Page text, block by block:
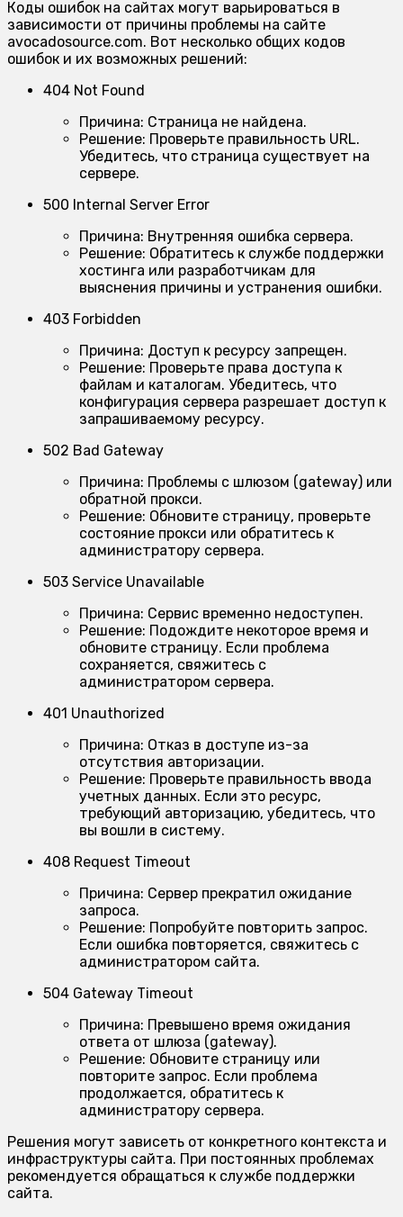
Коды ошибок на сайтах могут варьироваться в
зависимости от причины проблемы на сайте
avocadosource.com. Вот несколько общих кодов
ошибок и их возможных решений:
404 Not Found
Причина: Страница не найдена.
Решение: Проверьте правильность URL.
Убедитесь, что страница существует на
сервере.
500 Internal Server Error
Причина: Внутренняя ошибка сервера.
Решение: Обратитесь к службе поддержки
хостинга или разработчикам для
выяснения причины и устранения ошибки.
403 Forbidden
Причина: Доступ к ресурсу запрещен.
Решение: Проверьте права доступа к
файлам и каталогам. Убедитесь, что
конфигурация сервера разрешает доступ к
запрашиваемому ресурсу.
502 Bad Gateway
Причина: Проблемы с шлюзом (gateway) или
обратной прокси.
Решение: Обновите страницу, проверьте
состояние прокси или обратитесь к
администратору сервера.
503 Service Unavailable
Причина: Сервис временно недоступен.
Решение: Подождите некоторое время и
обновите страницу. Если проблема
сохраняется, свяжитесь с
администратором сервера.
401 Unauthorized
Причина: Отказ в доступе из-за
отсутствия авторизации.
Решение: Проверьте правильность ввода
учетных данных. Если это ресурс,
требующий авторизацию, убедитесь, что
вы вошли в систему.
408 Request Timeout
Причина: Сервер прекратил ожидание
запроса.
Решение: Попробуйте повторить запрос.
Если ошибка повторяется, свяжитесь с
администратором сайта.
504 Gateway Timeout
Причина: Превышено время ожидания
ответа от шлюза (gateway).
Решение: Обновите страницу или
повторите запрос. Если проблема
продолжается, обратитесь к
администратору сервера.
Решения могут зависеть от конкретного контекста и
инфраструктуры сайта. При постоянных проблемах
рекомендуется обращаться к службе поддержки
сайта.